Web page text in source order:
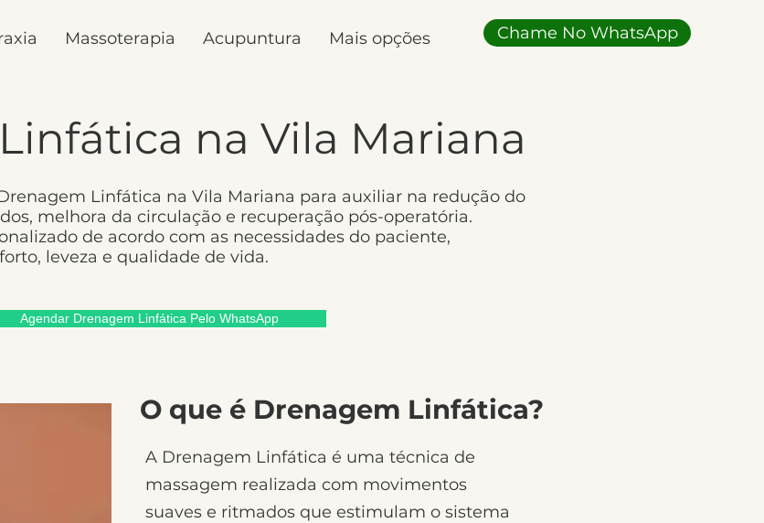
Massoterapia Acupuntura Mais opções Chame No WhatsApp
na Vila Mariana
Linfática na Vila Mariana para auxiliar na redução do
melhora da circulação e recuperação pós-operatória.
de acordo com as necessidades do paciente,
leveza e qualidade de vida.
Agendar Drenagem Linfática Pelo WhatsApp
O que é Drenagem Linfática?
A Drenagem Linfática é uma técnica de
massagem realizada com movimentos
suaves e ritmados que estimulam o sistema